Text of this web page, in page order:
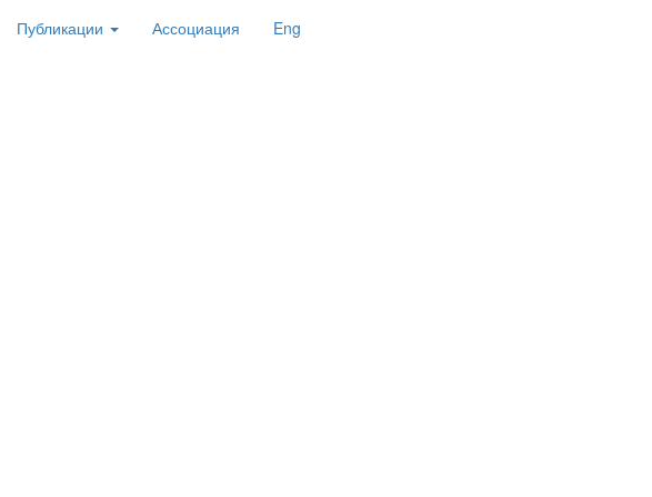
Публикации Ассоциация Eng